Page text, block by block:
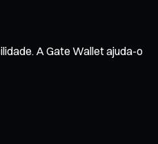
A Gate Wallet ajuda-o